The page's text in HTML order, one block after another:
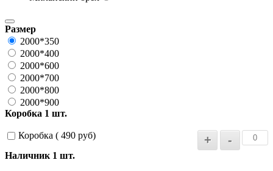
Размер
2000*350
2000*400
2000*600
2000*700
2000*800
2000*900
Коробка 1 шт.
Коробка ( 490 руб)
Наличник 1 шт.